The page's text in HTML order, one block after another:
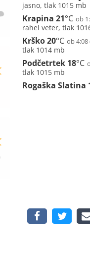
jasno, tlak 1015 mb
Krapina 21°C ob
rahel veter, tlak
Krško20°C ob 4:08
tlak 1014 mb
Podčetrtek 18°C
tlak 1015 mb
Rogaška Slatina